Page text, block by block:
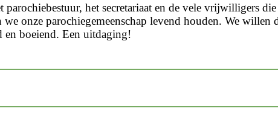
parochiebestuur, het secretariaat en de vele vrijwilligers
we onze parochiegemeenschap levend houden. We
en boeiend. Een uitdaging!